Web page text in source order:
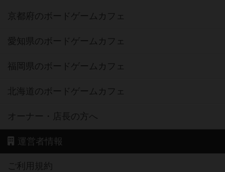
京都府のボードゲームカフェ
愛知県のボードゲームカフェ
福岡県のボードゲームカフェ
北海道のボードゲームカフェ
オーナー・店長の方へ
運営者情報
ご利用規約